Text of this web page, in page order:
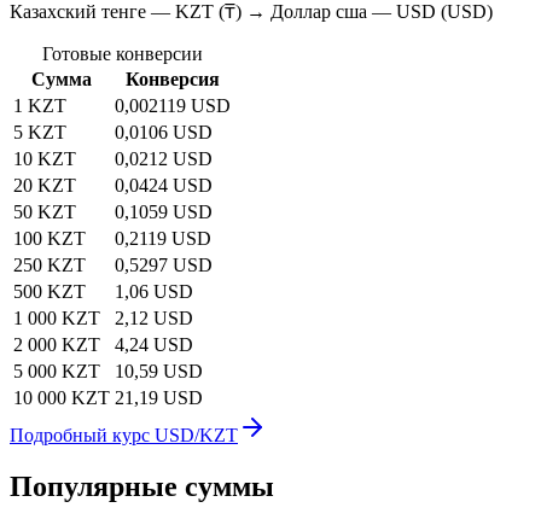
Казахский тенге — KZT (₸) → Доллар сша — USD (USD)
Готовые конверсии
Сумма
Конверсия
1 KZT
0,002119 USD
5 KZT
0,0106 USD
10 KZT
0,0212 USD
20 KZT
0,0424 USD
50 KZT
0,1059 USD
100 KZT
0,2119 USD
250 KZT
0,5297 USD
500 KZT
1,06 USD
1 000 KZT
2,12 USD
2 000 KZT
4,24 USD
5 000 KZT
10,59 USD
10 000 KZT 21,19 USD
Подробный курс USD/KZT
Популярные суммы